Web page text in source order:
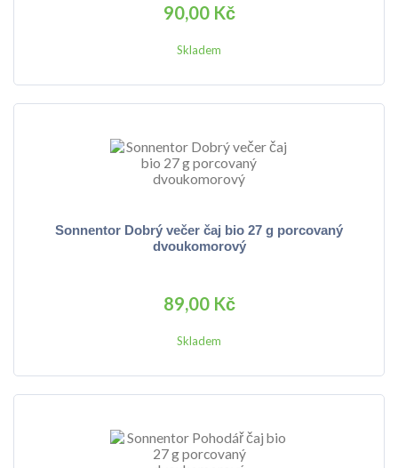
90,00 Kč
Skladem
Sonnentor Dobrý večer čaj bio 27 g porcovaný
dvoukomorový
89,00 Kč
Skladem